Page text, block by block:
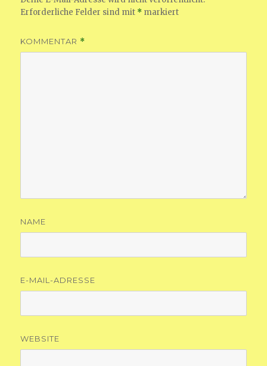
Erforderliche Felder sind mit * markiert
KOMMENTAR *
NAME
E-MAIL-ADRESSE
WEBSITE